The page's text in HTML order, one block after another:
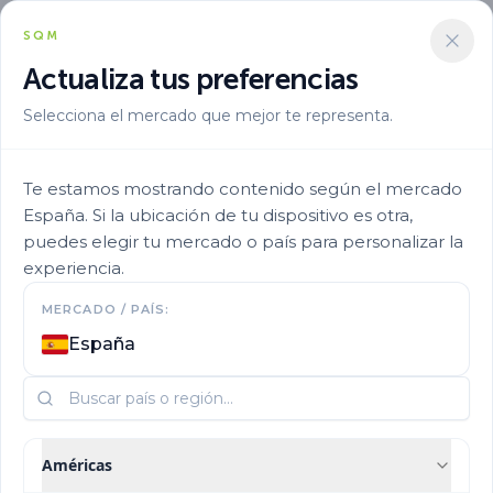
SQM
Actualiza tus preferencias
Selecciona el mercado que mejor te representa.
Te estamos mostrando contenido según el mercado
España. Si la ubicación de tu dispositivo es otra,
puedes elegir tu mercado o país para personalizar la
experiencia.
MERCADO / PAÍS:
España
Américas
SQM Nitratos Yodo
utilizará agua de mar
en sus procesos
productivos